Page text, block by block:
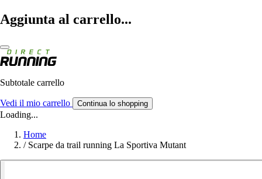
Aggiunta al carrello...
Subtotale carrello
Vedi il mio carrello Continua lo shopping
Loading...
Home
/ Scarpe da trail running La Sportiva Mutant